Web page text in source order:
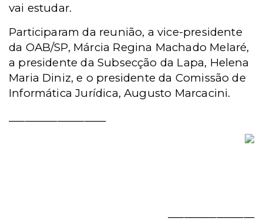
vai estudar.
Participaram da reunião, a vice-presidente
da OAB/SP, Márcia Regina Machado Melaré,
a presidente da Subsecção da Lapa, Helena
Maria Diniz, e o presidente da Comissão de
Informática Jurídica, Augusto Marcacini.